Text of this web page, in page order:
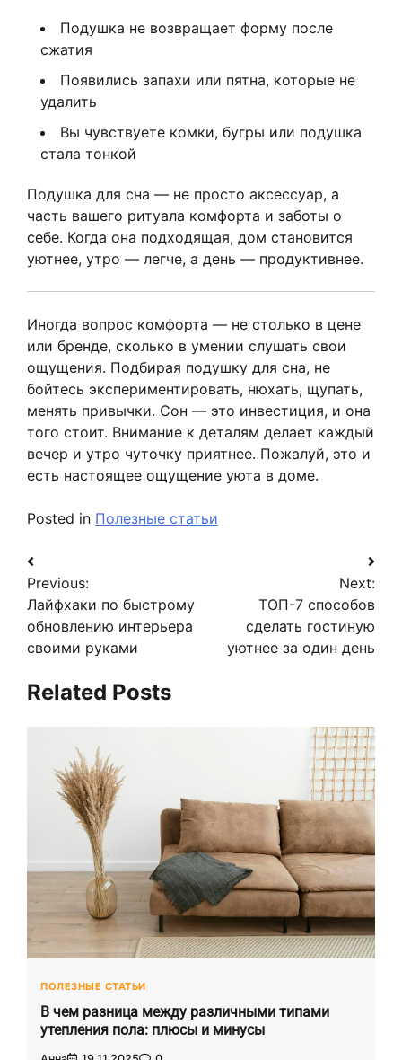
Подушка не возвращает форму после
сжатия
Появились запахи или пятна, которые не
удалить
Вы чувствуете комки, бугры или подушка
стала тонкой
Подушка для сна — не просто аксессуар, а
часть вашего ритуала комфорта и заботы о
себе. Когда она подходящая, дом становится
уютнее, утро — легче, а день — продуктивнее.
Иногда вопрос комфорта — не столько в цене
или бренде, сколько в умении слушать свои
ощущения. Подбирая подушку для сна, не
бойтесь экспериментировать, нюхать, щупать,
менять привычки. Сон — это инвестиция, и она
того стоит. Внимание к деталям делает каждый
вечер и утро чуточку приятнее. Пожалуй, это и
есть настоящее ощущение уюта в доме.
Posted in Полезные статьи
Навигация
по
записям
Previous:
Лайфхаки по быстрому
обновлению интерьера
своими руками
Next:
ТОП-7 способов
сделать гостиную
уютнее за один день
Related Posts
ПОЛЕЗНЫЕ СТАТЬИ
В чем разница между различными типами
утепления пола: плюсы и минусы